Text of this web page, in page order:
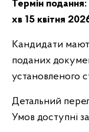
Термін подання:
хв 15 квітня
Кандидати
поданих
установленого
Детальний
Умов доступні за